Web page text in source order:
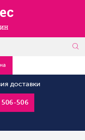
доставки
506